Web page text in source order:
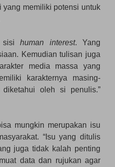
yang memiliki potensi untuk
sisihuman interest. Yang
Kemudian tulisan juga
media massa yang
karakternya masing-
oleh si penulis.”
mungkin merupakan isu
“Isu yang ditulis
juga tidak kalah penting
data dan rujukan agar